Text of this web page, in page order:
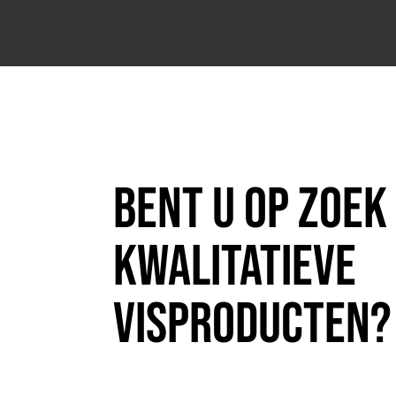
Bent u op
kwalitatieve
visproducten?